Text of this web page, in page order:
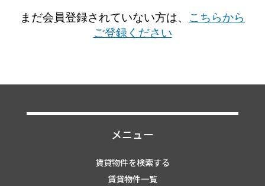
まだ会員登録されていない方は、 こちらから
ご登録ください
メニュー
賃貸物件を検索する
賃貸物件一覧